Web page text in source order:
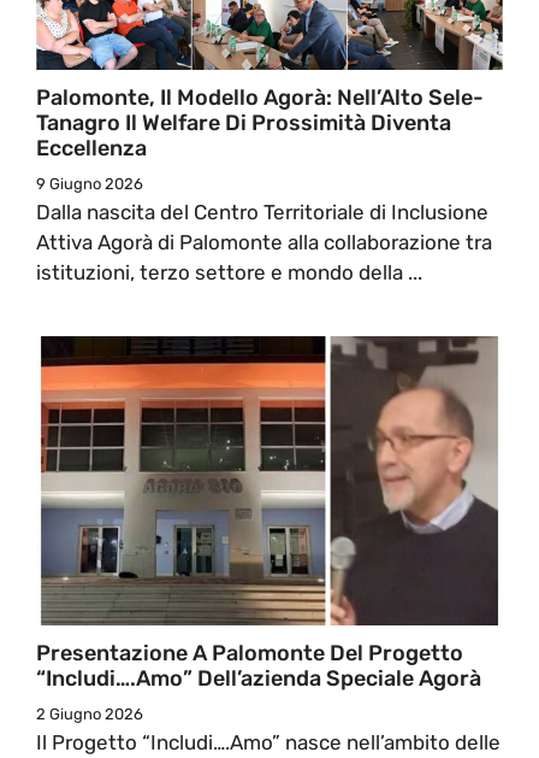
Palomonte, Il Modello Agorà: Nell’Alto Sele-
Tanagro Il Welfare Di Prossimità Diventa
Eccellenza
9 Giugno 2026
Dalla nascita del Centro Territoriale di Inclusione
Attiva Agorà di Palomonte alla collaborazione tra
istituzioni, terzo settore e mondo della ...
Presentazione A Palomonte Del Progetto
“Includi….Amo” Dell’azienda Speciale Agorà
2 Giugno 2026
Il Progetto “Includi….Amo” nasce nell’ambito delle